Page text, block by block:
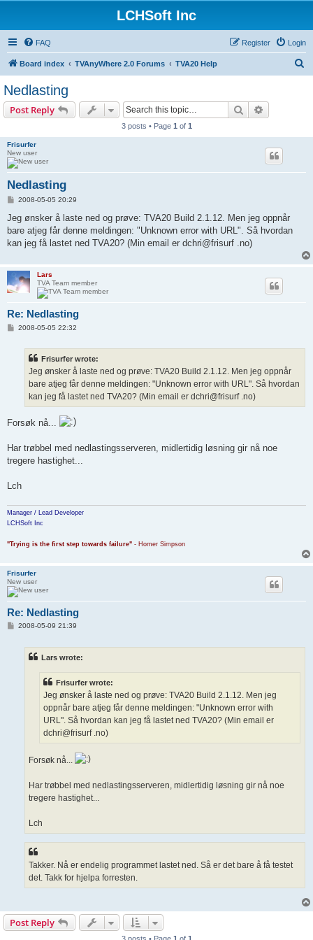
LCHSoft Inc
FAQ Login
Register
Board index TVAnyWhere 2.0 Forums TVA20 Help
Nedlasting
Post Reply Search
3 posts • Page 1 of 1
Frisurfer
New user
Nedlasting
P
s
2008-05-05 20:29
Jeg ønsker å laste ned og prøve: TVA20 Build 2.1.12. Men jeg oppnår
bare atjeg får denne meldingen: "Unknown error with URL". Så hvordan
kan jeg få lastet ned TVA20? (Min email er dchri@frisurf .no)
Lars
TVA Team member
Re: Nedlasting
P2008-05-05 22:32
Frisurfer wrote:
Jeg ønsker å laste ned og prøve: TVA20 Build 2.1.12. Men jeg oppnår
bare atjeg får denne meldingen: "Unknown error with URL". Så hvordan
kan jeg få lastet ned TVA20? (Min email er dchri@frisurf .no)
Forsøk nå...
Har trøbbel med nedlastingsserveren, midlertidig løsning gir nå noe
tregere hastighet...
Lch
Manager / Lead Developer
LCHSoft Inc
"Trying is the first step towards failure" - Homer Simpson
Frisurfer
New user
Re: Nedlasting
P2008-05-09 21:39
Lars wrote:
Frisurfer wrote:
Jeg ønsker å laste ned og prøve: TVA20 Build 2.1.12. Men jeg
oppnår bare atjeg får denne meldingen: "Unknown error with
URL". Så hvordan kan jeg få lastet ned TVA20? (Min email er
dchri@frisurf .no)
Forsøk nå...
Har trøbbel med nedlastingsserveren, midlertidig løsning gir nå noe
tregere hastighet...
Lch
Takker. Nå er endelig programmet lastet ned. Så er det bare å få testet
det. Takk for hjelpa forresten.
Post Reply